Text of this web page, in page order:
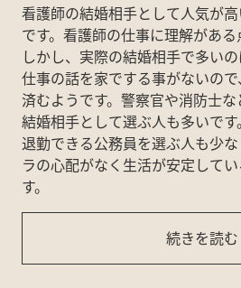
看護師の結婚相手として人気が
です。看護師の仕事に理解がある
しかし、実際の結婚相手で多いの
仕事の話を家でする事がないの
済むようです。警察官や消防士な
結婚相手として選ぶ人も多いで
退勤できる公務員を選ぶ人も少
ラの心配がなく生活が安定して
す。
続きを読む